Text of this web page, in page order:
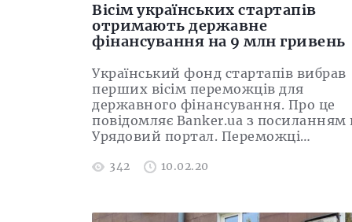
Вісім українських стартапів
отримають державне
фінансування на 9 млн гривень
Український фонд стартапів вибрав
перших вісім переможців для
державного фінансування. Про це
повідомляє Banker.ua з посиланням
Урядовий портал. Переможці…
342 10.02.20